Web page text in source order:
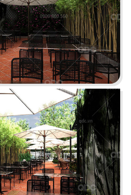
Chi tiết
KOI THÉ
khi được đồng hành cùng chủ
tổng thầu thi công chi nhánh